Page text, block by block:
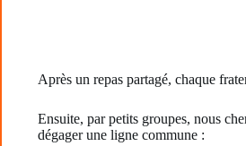
Après un repas partagé, chaque
Ensuite, par petits groupes, nous
dégager une ligne commune :